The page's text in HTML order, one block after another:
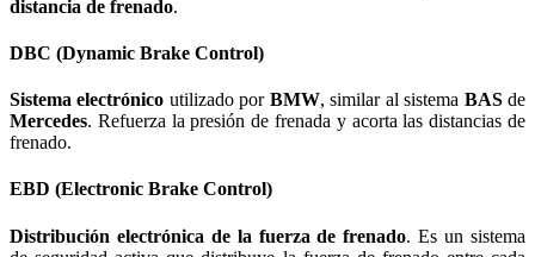
distancia de frenado.
DBC (Dynamic Brake Control)
Sistema electrónico utilizado por BMW, similar al sistema BASde
Mercedes. Refuerza la presión de frenada y acorta las distancias de
frenado.
EBD (Electronic Brake Control)
Distribución electrónica de la fuerza de frenado. Es un sistema